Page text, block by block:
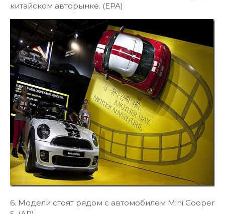
китайском авторынке. (EPA)
6. Модели стоят рядом с автомобилем Mini Cooper